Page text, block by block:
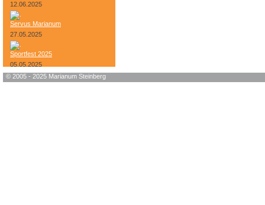
12.06.2025
Servus Marianum
27.05.2025
Sportfest 2025
05.05.2025
Bundesheer-Tag
© 2005 - 2025 Marianum Steinberg